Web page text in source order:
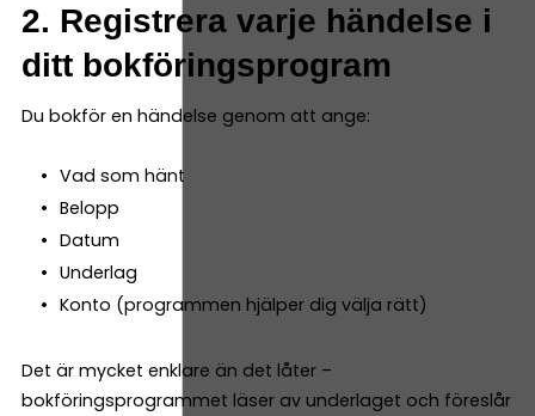
2. Registrera varje händelse i
ditt bokföringsprogram
Du bokför en händelse genom att ange:
Vad som hänt
Belopp
Datum
Underlag
Konto (programmen hjälper dig välja rätt)
Det är mycket enklare än det låter –
bokföringsprogrammet läser av underlaget och föreslår